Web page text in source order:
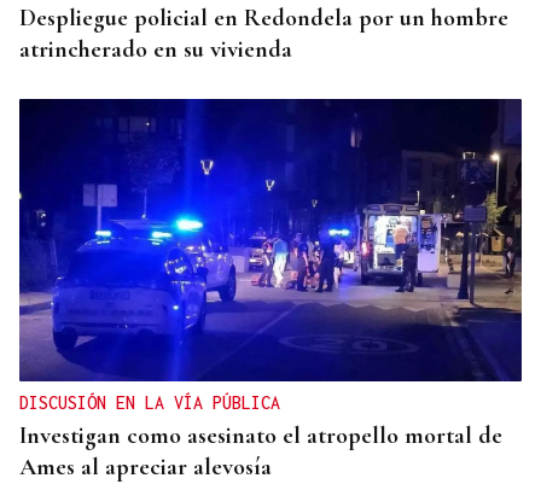
Despliegue policial en Redondela por un hombre
atrincherado en su vivienda
DISCUSIÓN EN LA VÍA PÚBLICA
Investigan como asesinato el atropello mortal de
Ames al apreciar alevosía